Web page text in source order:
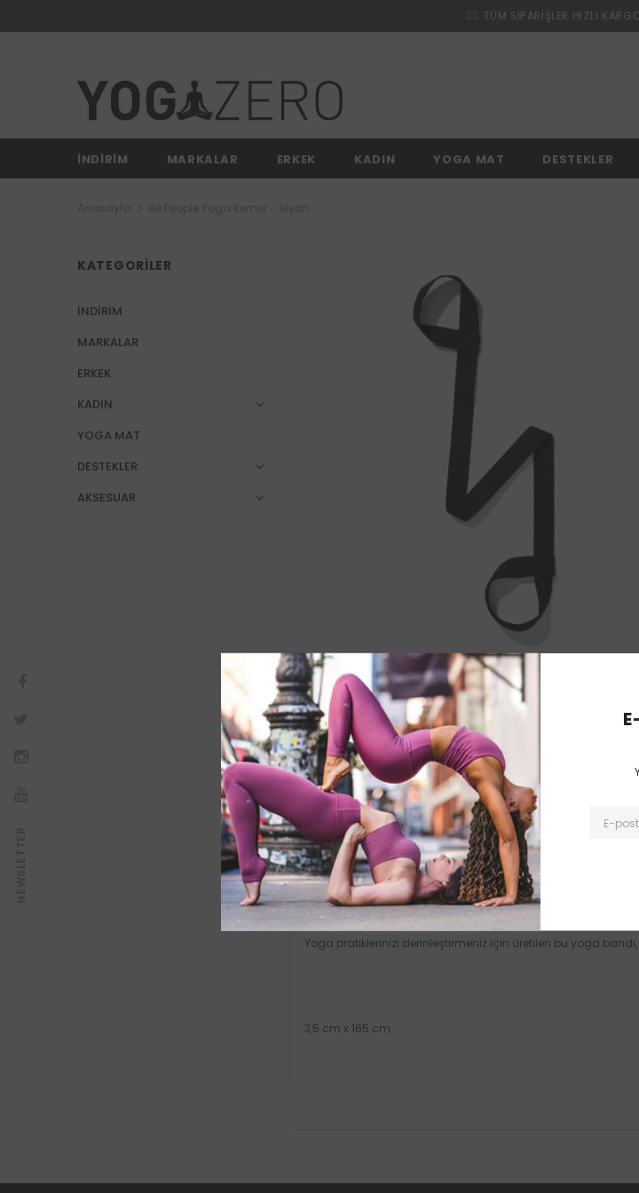
❤️‍🔥 TÜM SİPARİŞLER HIZLI
İNDİRİM MARKALAR ERKEK KADIN YOGA MAT DESTEKLER
KATEGORILER
İNDİRİM
MARKALAR
ERKEK
KADIN
YOGA MAT
DESTEKLER
AKSESUAR
Sorunuz Var mı?Uzmana Sorun
AÇIKLAMA MUSTERI DEGERLENDIRMELERI
Yoga pratiklerinizi derinleştirmeniz için üretilen bu yoga
3,5 cm x 165 cm.